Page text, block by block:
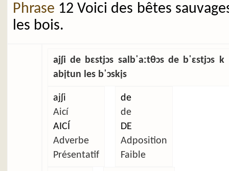
Phrase 12 Voici des bêtes
les bois.
ajʃi de bɛstjɔs salbˈaːtθɔs de bˈɛstjɔs k
abịtun les bˈɔskịs
ajʃi
Aicí
AICÍ
Adverbe
Présentatif
de
de
DE
Adposition
Faible